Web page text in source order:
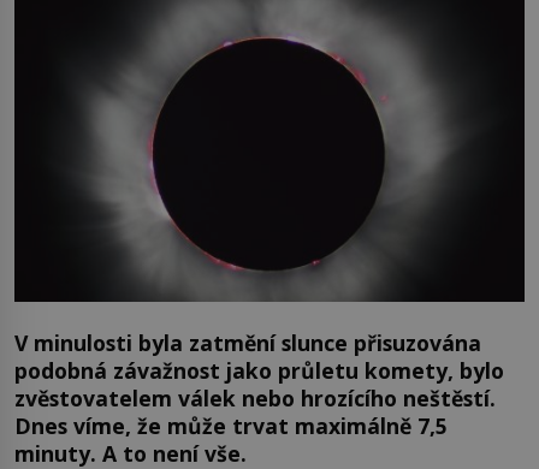
V minulosti byla zatmění slunce přisuzována
podobná závažnost jako průletu komety, bylo
zvěstovatelem válek nebo hrozícího neštěstí.
Dnes víme, že může trvat maximálně 7,5
minuty. A to není vše.